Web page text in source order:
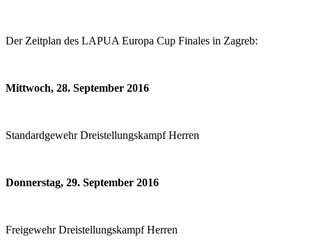
Der Zeitplan des LAPUA Europa Cup Finales in Zagreb:
Mittwoch, 28. September 2016
Standardgewehr Dreistellungskampf Herren
Donnerstag, 29. September 2016
Freigewehr Dreistellungskampf Herren